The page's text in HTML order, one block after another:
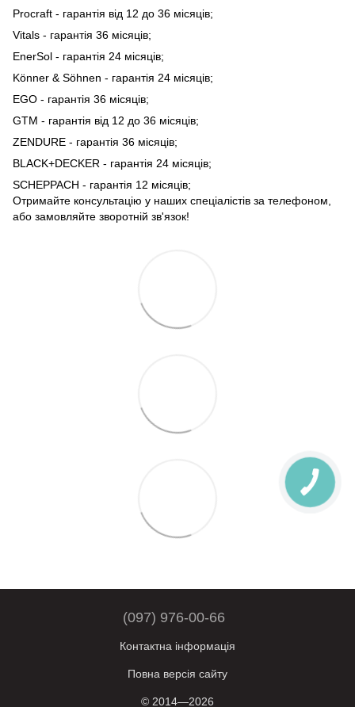
Procraft - гарантія від 12 до 36 місяців;
Vitals - гарантія 36 місяців;
EnerSol - гарантія 24 місяців;
Könner & Söhnen - гарантія 24 місяців;
EGO - гарантія 36 місяців;
GTM - гарантія від 12 до 36 місяців;
ZENDURE - гарантія 36 місяців;
BLACK+DECKER - гарантія 24 місяців;
SCHEPPACH - гарантія 12 місяців;
Отримайте консультацію у наших спеціалістів за телефоном,
або замовляйте зворотній зв'язок!
(097) 976-00-66
Контактна інформація
Повна версія сайту
© 2014—2026